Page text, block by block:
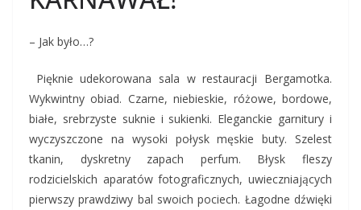
– Jak było…?
Pięknie udekorowana sala w restauracji Bergamotka.
Wykwintny obiad. Czarne, niebieskie, różowe, bordowe,
białe, srebrzyste suknie i sukienki. Eleganckie garnitury i
wyczyszczone na wysoki połysk męskie buty. Szelest
tkanin, dyskretny zapach perfum. Błysk fleszy
rodzicielskich aparatów fotograficznych, uwieczniających
pierwszy prawdziwy bal swoich pociech. Łagodne dźwięki